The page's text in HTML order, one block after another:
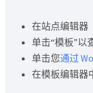
在站点编辑器
单击“模板”以
单击您通过
在模板编辑器